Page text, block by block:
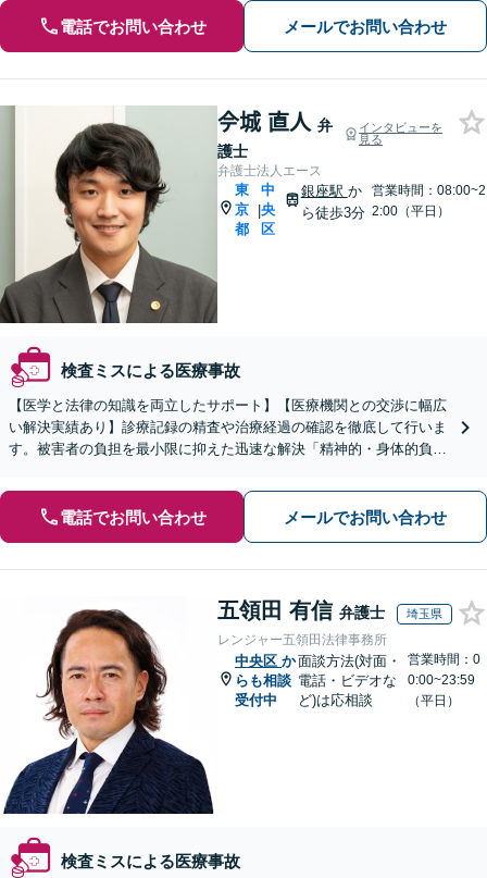
電話でお問い合わせ メールでお問い合わせ
𫝆城 直人 弁
護士
インタビューを
見る
弁護士法人エース
東
京
都
|
中
央
区
銀座駅 か
ら徒歩3分
営業時間：08:00~2
2:00（平日）
検査ミスによる医療事故
【医学と法律の知識を両立したサポート】【医療機関との交渉に幅広
い解決実績あり】診療記録の精査や治療経過の確認を徹底して行いま
す。被害者の負担を最小限に抑えた迅速な解決「精神的・身体的負担
電話でお問い合わせ メールでお問い合わせ
五領田 有信 弁護士 埼玉県
レンジャー五領田法律事務所
中央区 か
らも相談
受付中
面談方法(対面・
電話・ビデオな
ど)は応相談
営業時間：0
0:00~23:59
（平日）
検査ミスによる医療事故